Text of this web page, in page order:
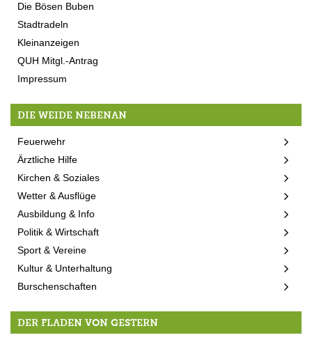
Die Bösen Buben
Stadtradeln
Kleinanzeigen
QUH Mitgl.-Antrag
Impressum
DIE WEIDE NEBENAN
Feuerwehr
Ärztliche Hilfe
Kirchen & Soziales
Wetter & Ausflüge
Ausbildung & Info
Politik & Wirtschaft
Sport & Vereine
Kultur & Unterhaltung
Burschenschaften
DER FLADEN VON GESTERN